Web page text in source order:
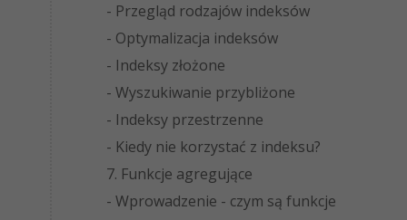
- Przegląd rodzajów indeksów
- Optymalizacja indeksów
- Indeksy złożone
- Wyszukiwanie przybliżone
- Indeksy przestrzenne
- Kiedy nie korzystać z indeksu?
7. Funkcje agregujące
- Wprowadzenie - czym są funkcje